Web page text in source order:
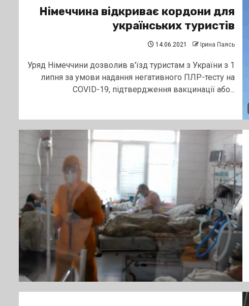
Німеччина відкриває кордони для
українських туристів
14.06.2021 Ірина Паясь
Уряд Німеччини дозволив в'їзд туристам з України з 1
липня за умови надання негативного ПЛР-тесту на
COVID-19, підтвердження вакцинації або...